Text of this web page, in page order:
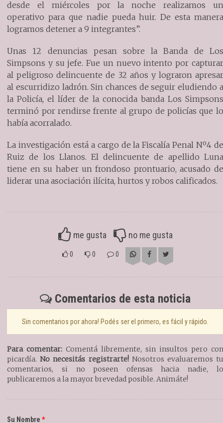
desde el miércoles por la noche realizamos un
operativo para que nadie pueda huir. De esta manera
logramos detener a 9 integrantes”.
Unas 12 denuncias pesan sobre la Banda de Los
Simpsons y su jefe. Fue un nuevo intento por capturar
al peligroso delincuente de 32 años y lograron apresar
al escurridizo ladrón. Sin chances de seguir eludiendo a
la Policía, el líder de la conocida banda Los Simpsons
terminó por rendirse frente al grupo de policías que lo
había acorralado.
La investigación está a cargo de la Fiscalía Penal Nº4 de
Ruiz de los Llanos. El delincuente de apellido Luna
tiene en su haber un frondoso prontuario, acusado de
liderar una asociación ilícita, hurtos y robos calificados.
me gusta no me gusta
0 0 0
Comentarios de esta noticia
Sin comentarios por ahora! Podés ser el primero, es fácil y rápido.
Para comentar: Comentá libremente, sin insultos pero con
picardía.No necesitás registrarte!Nosotros evaluaremos tu
comentarios, si no poseen ofensas hacia nadie, lo
publicaremos a la mayor brevedad posible. Animáte!
Su Nombre